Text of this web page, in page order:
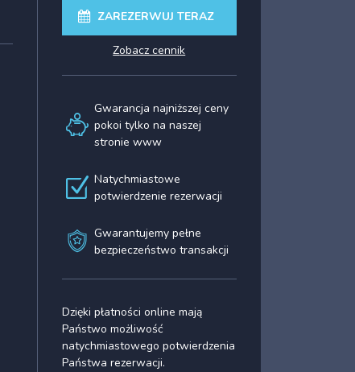
ZAREZERWUJ TERAZ
zobacz cennik
Gwarancja najniższej ceny
pokoi tylko na naszej
stronie www
Natychmiastowe
potwierdzenie rezerwacji
Gwarantujemy pełne
bezpieczeństwo transakcji
Dzięki płatności online mają
Państwo możliwość
natychmiastowego potwierdzenia
Państwa rezerwacji.